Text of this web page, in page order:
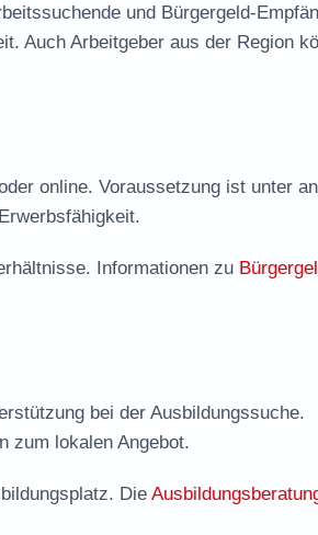
und Bürgergeld-
Auch Arbeitgeber aus der Region
online. Voraussetzung ist unter
Informationen zu
bei der Ausbildungssuche.
zum lokalen Angebot.
Die